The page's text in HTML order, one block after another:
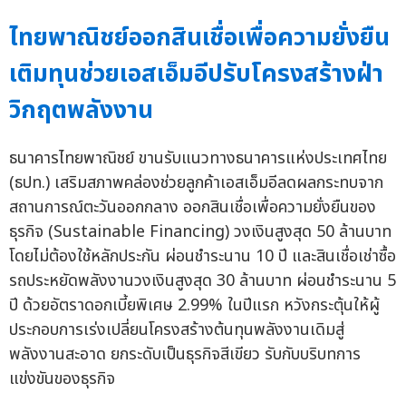
ไทยพาณิชย์ออกสินเชื่อเพื่อความยั่งยืน
เติมทุนช่วยเอสเอ็มอีปรับโครงสร้างฝ่า
วิกฤตพลังงาน
ธนาคารไทยพาณิชย์ ขานรับแนวทางธนาคารแห่งประเทศไทย
(ธปท.) เสริมสภาพคล่องช่วยลูกค้าเอสเอ็มอีลดผลกระทบจาก
สถานการณ์ตะวันออกกลาง ออกสินเชื่อเพื่อความยั่งยืนของ
ธุรกิจ (Sustainable Financing) วงเงินสูงสุด 50 ล้านบาท
โดยไม่ต้องใช้หลักประกัน ผ่อนชำระนาน 10 ปี และสินเชื่อเช่าซื้อ
รถประหยัดพลังงานวงเงินสูงสุด 30 ล้านบาท ผ่อนชำระนาน 5
ปี ด้วยอัตราดอกเบี้ยพิเศษ 2.99% ในปีแรก หวังกระตุ้นให้ผู้
ประกอบการเร่งเปลี่ยนโครงสร้างต้นทุนพลังงานเดิมสู่
พลังงานสะอาด ยกระดับเป็นธุรกิจสีเขียว รับกับบริบทการ
แข่งขันของธุรกิจ